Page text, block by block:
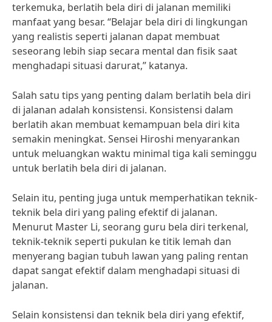
terkemuka, berlatih bela diri di jalanan memiliki
manfaat yang besar. “Belajar bela diri di lingkungan
yang realistis seperti jalanan dapat membuat
seseorang lebih siap secara mental dan fisik saat
menghadapi situasi darurat,” katanya.
Salah satu tips yang penting dalam berlatih bela diri
di jalanan adalah konsistensi. Konsistensi dalam
berlatih akan membuat kemampuan bela diri kita
semakin meningkat. Sensei Hiroshi menyarankan
untuk meluangkan waktu minimal tiga kali seminggu
untuk berlatih bela diri di jalanan.
Selain itu, penting juga untuk memperhatikan teknik-
teknik bela diri yang paling efektif di jalanan.
Menurut Master Li, seorang guru bela diri terkenal,
teknik-teknik seperti pukulan ke titik lemah dan
menyerang bagian tubuh lawan yang paling rentan
dapat sangat efektif dalam menghadapi situasi di
jalanan.
Selain konsistensi dan teknik bela diri yang efektif,